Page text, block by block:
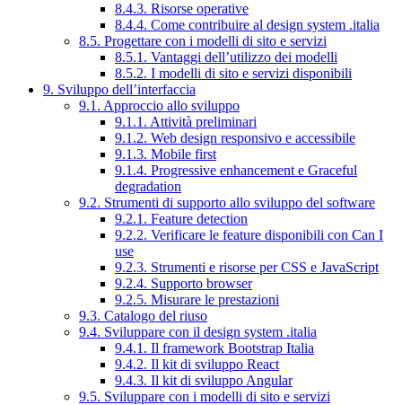
8.4.3. Risorse operative
8.4.4. Come contribuire al design system .italia
8.5. Progettare con i modelli di sito e servizi
8.5.1. Vantaggi dell’utilizzo dei modelli
8.5.2. I modelli di sito e servizi disponibili
9. Sviluppo dell’interfaccia
9.1. Approccio allo sviluppo
9.1.1. Attività preliminari
9.1.2. Web design responsivo e accessibile
9.1.3. Mobile first
9.1.4. Progressive enhancement e Graceful
degradation
9.2. Strumenti di supporto allo sviluppo del software
9.2.1. Feature detection
9.2.2. Verificare le feature disponibili con Can I
use
9.2.3. Strumenti e risorse per CSS e JavaScript
9.2.4. Supporto browser
9.2.5. Misurare le prestazioni
9.3. Catalogo del riuso
9.4. Sviluppare con il design system .italia
9.4.1. Il framework Bootstrap Italia
9.4.2. Il kit di sviluppo React
9.4.3. Il kit di sviluppo Angular
9.5. Sviluppare con i modelli di sito e servizi